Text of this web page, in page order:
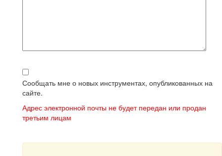
Сообщать мне о новых инструментах, опубликованных на
сайте.
Адрес электронной почты не будет передан или продан
третьим лицам